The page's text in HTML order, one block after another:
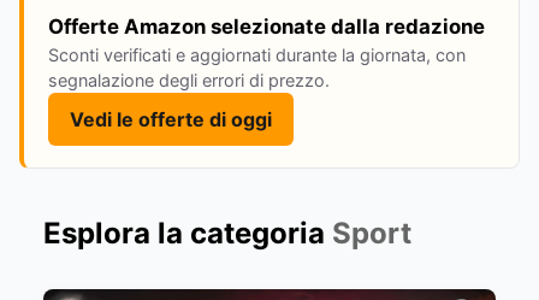
Offerte Amazon selezionate dalla redazione
Sconti verificati e aggiornati durante la giornata, con
segnalazione degli errori di prezzo.
Vedi le offerte di oggi
Esplora la categoria Sport